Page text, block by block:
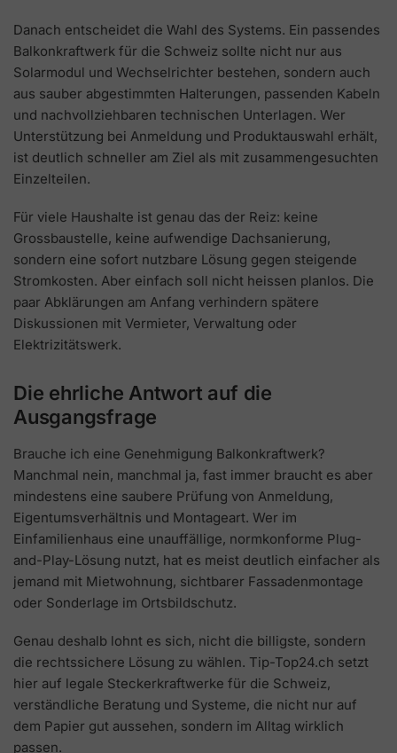
Danach entscheidet die Wahl des Systems. Ein passendes
Balkonkraftwerk für die Schweiz sollte nicht nur aus
Solarmodul und Wechselrichter bestehen, sondern auch
aus sauber abgestimmten Halterungen, passenden Kabeln
und nachvollziehbaren technischen Unterlagen. Wer
Unterstützung bei Anmeldung und Produktauswahl erhält,
ist deutlich schneller am Ziel als mit zusammengesuchten
Einzelteilen.
Für viele Haushalte ist genau das der Reiz: keine
Grossbaustelle, keine aufwendige Dachsanierung,
sondern eine sofort nutzbare Lösung gegen steigende
Stromkosten. Aber einfach soll nicht heissen planlos. Die
paar Abklärungen am Anfang verhindern spätere
Diskussionen mit Vermieter, Verwaltung oder
Elektrizitätswerk.
Die ehrliche Antwort auf die
Ausgangsfrage
Brauche ich eine Genehmigung Balkonkraftwerk?
Manchmal nein, manchmal ja, fast immer braucht es aber
mindestens eine saubere Prüfung von Anmeldung,
Eigentumsverhältnis und Montageart. Wer im
Einfamilienhaus eine unauffällige, normkonforme Plug-
and-Play-Lösung nutzt, hat es meist deutlich einfacher als
jemand mit Mietwohnung, sichtbarer Fassadenmontage
oder Sonderlage im Ortsbildschutz.
Genau deshalb lohnt es sich, nicht die billigste, sondern
die rechtssichere Lösung zu wählen. Tip-Top24.ch setzt
hier auf legale Steckerkraftwerke für die Schweiz,
verständliche Beratung und Systeme, die nicht nur auf
dem Papier gut aussehen, sondern im Alltag wirklich
passen.